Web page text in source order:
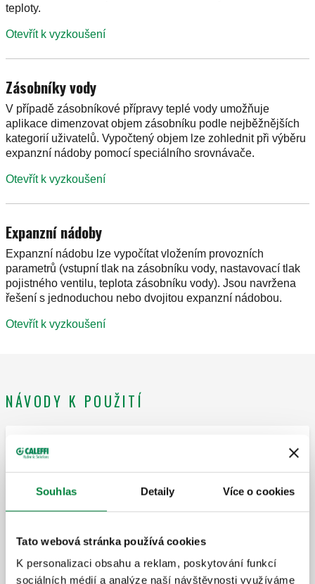
Souhlas Detaily Více o cookies
Tato webová stránka používá cookies
K personalizaci obsahu a reklam, poskytování funkcí
sociálních médií a analýze naší návštěvnosti využíváme
teploty.
Otevřít k vyzkoušení
Zásobníky vody
V případě zásobníkové přípravy teplé vody umožňuje
aplikace dimenzovat objem zásobníku podle nejběžnějších
kategorií uživatelů. Vypočtený objem lze zohlednit při výběru
expanzní nádoby pomocí speciálního srovnávače.
Otevřít k vyzkoušení
Expanzní nádoby
Expanzní nádobu lze vypočítat vložením provozních
parametrů (vstupní tlak na zásobníku vody, nastavovací tlak
pojistného ventilu, teplota zásobníku vody). Jsou navržena
řešení s jednoduchou nebo dvojitou expanzní nádobou.
Otevřít k vyzkoušení
NÁVODY K POUŽITÍ
SIZING OF HYDRAULIC AND DOMESTIC
pressure reducing valves